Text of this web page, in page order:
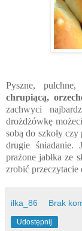
Pyszne,
chrupiącą,
zachwyci
drożdżówkę
sobą do szkoły
drugie śniadanie.
prażone jabłka ze
zrobić przeczytacie
ilka_86 Brak
Udostępnij